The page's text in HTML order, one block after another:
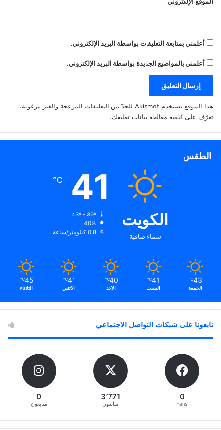
أعلمني بمتابعة التعليقات بواسطة البريد الإلكتروني.
أعلمني بالمواضيع الجديدة بواسطة البريد الإلكتروني.
هذا الموقع يستخدم Akismet للحدّ من التعليقات المزعجة والغير مرغوبة.
تعرّف على كيفية معالجة بيانات تعليقك.
الطقس
الكويت
سماء صافية
41
℃
40%
0.8 كيلومتر/ساعة
43
℃
الجمعة
41
℃
السبت
40
℃
الأحد
41
℃
الأثنين
45
℃
الثلاثاء
تابعونا على شبكات التواصل الاجتماعي
0
Fans
3٬771
متابعون
0
متابعون